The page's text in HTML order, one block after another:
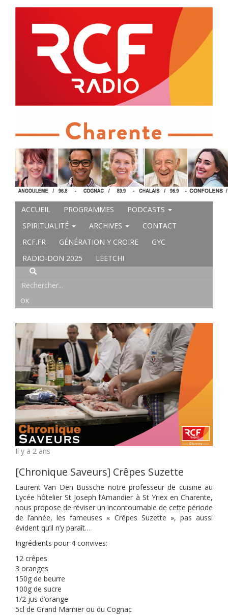
ACCUEIL PROGRAMMES
PODCASTS
SPIRITUALITÉ
ARCHIVES
CONTACT
RCF.FR
GÉNÉRATION Y CROIRE
GYC
RADIO-DON 2025
LEETCHI
Il y a 2 ans
[Chronique Saveurs] Crêpes Suzette
Laurent Van Den Bussche notre professeur de cuisine au
Lycée hôtelier St Joseph l’Amandier à St Yriex en Charente,
nous propose de réviser un incontournable de cette période
de l’année, les fameuses « Crêpes Suzette », pas aussi
évident qu’il n’y paraît…
Ingrédients pour 4 convives:
12 crêpes
3 oranges
150g de beurre
100g de sucre
1/2 jus d’orange
5cl de Grand Marnier ou du Cognac